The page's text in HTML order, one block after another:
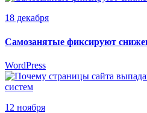
18 декабря
Самозанятые фиксируют
WordPress
12 ноября